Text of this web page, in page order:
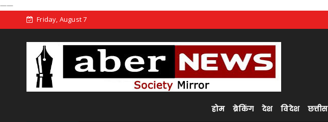
——
Friday, August 7
होम ब्रेकिंग देश विदेश